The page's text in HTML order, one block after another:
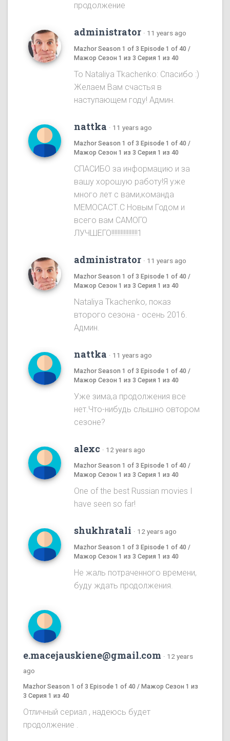
продолжение
administrator · 11 years ago
Mazhor Season 1 of 3 Episode 1 of 40 /
Мажор Сезон 1 из 3 Серия 1 из 40
To Nataliya Tkachenko: Спасибо :)
Желаем Вам счастья в
наступающем году! Админ.
nattka · 11 years ago
Mazhor Season 1 of 3 Episode 1 of 40 /
Мажор Сезон 1 из 3 Серия 1 из 40
СПАСИБО за информацию и за
вашу хорошую работу!Я уже
много лет с вами,команда
МЕМОСАСТ.С Новым Годом и
всего вам САМОГО
ЛУЧШЕГО!!!!!!!!!!!!!!!!!1
administrator · 11 years ago
Mazhor Season 1 of 3 Episode 1 of 40 /
Мажор Сезон 1 из 3 Серия 1 из 40
Nataliya Tkachenko, показ
второго сезона - осень 2016.
Админ.
nattka · 11 years ago
Mazhor Season 1 of 3 Episode 1 of 40 /
Мажор Сезон 1 из 3 Серия 1 из 40
Уже зима,а продолжения все
нет.Что-нибудь слышно овтором
сезоне?
alexc · 12 years ago
Mazhor Season 1 of 3 Episode 1 of 40 /
Мажор Сезон 1 из 3 Серия 1 из 40
One of the best Russian movies I
have seen so far!
shukhratali · 12 years ago
Mazhor Season 1 of 3 Episode 1 of 40 /
Мажор Сезон 1 из 3 Серия 1 из 40
Не жаль потраченного времени,
буду ждать продолжения.
e.macejauskiene@gmail.com · 12 years
ago
Mazhor Season 1 of 3 Episode 1 of 40 / Мажор Сезон 1 из
3 Серия 1 из 40
Отличный сериал , надеюсь будет
продолжение .